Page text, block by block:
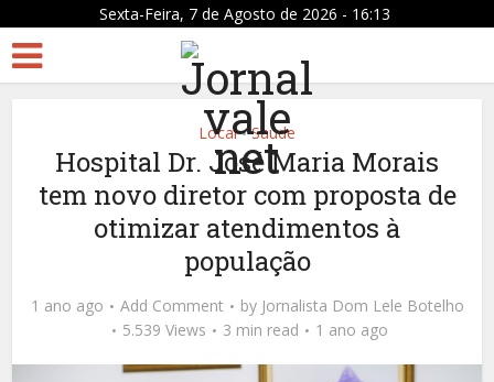
Sexta-Feira, 7 de Agosto de 2026 - 16:13
Local • Saúde
Hospital Dr. José Maria Morais
tem novo diretor com proposta de
otimizar atendimentos à
população
1 ano ago Add Comment by Jornalista Dom Lele Botelho
5.539 Views
3 min read 1 ano ago